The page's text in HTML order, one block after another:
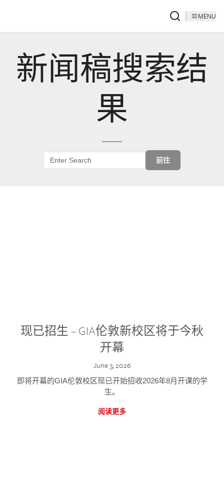
MENU
新闻稿搜索结
果
前往
现已招生 – GIA伦敦新校区将于今秋
开幕
June 3, 2026
即将开幕的GIA伦敦校区现已开始招收2026年8月开课的学
生。
阅读更多